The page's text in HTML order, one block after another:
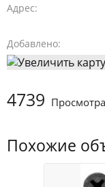
Похожие
Адрес
Добавлено
4739